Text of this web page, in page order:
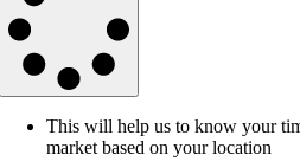
This will help us to know your
market based on your location